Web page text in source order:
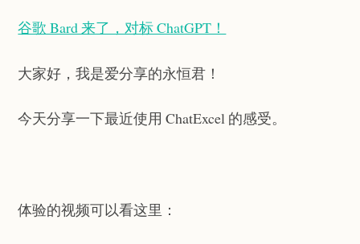
谷歌 Bard 来了，对标 ChatGPT！
大家好，我是爱分享的永恒君！
今天分享一下最近使用 ChatExcel 的感受。
体验的视频可以看这里：